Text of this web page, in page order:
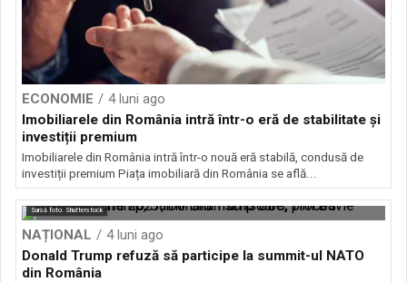
ECONOMIE
4 luni ago
Imobiliarele din România intră într-o eră de stabilitate și
investiții premium
Imobiliarele din România intră într-o nouă eră stabilă, condusă de
investiții premium Piața imobiliară din România se află...
Sursă foto: Shutterstock
NAȚIONAL
4 luni ago
Donald Trump refuză să participe la summit-ul NATO
din România